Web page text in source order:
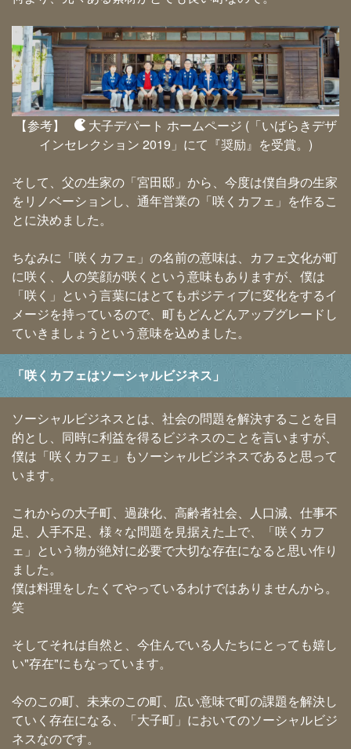
【参考】 大子デパート ホームページ (「いばらきデザ
インセレクション 2019」にて『奨励』を受賞。)
そして、父の生家の「宮田邸」から、今度は僕自身の生家
をリノベーションし、通年営業の「咲くカフェ」を作るこ
とに決めました。
ちなみに「咲くカフェ」の名前の意味は、カフェ文化が町
に咲く、人の笑顔が咲くという意味もありますが、僕は
「咲く」という言葉にはとてもポジティブに変化をするイ
メージを持っているので、町もどんどんアップグレードし
ていきましょうという意味を込めました。
「咲くカフェはソーシャルビジネス」
ソーシャルビジネスとは、社会の問題を解決することを目
的とし、同時に利益を得るビジネスのことを言いますが、
僕は「咲くカフェ」もソーシャルビジネスであると思って
います。
これからの大子町、過疎化、高齢者社会、人口減、仕事不
足、人手不足、様々な問題を見据えた上で、「咲くカフ
ェ」という物が絶対に必要で大切な存在になると思い作り
ました。
僕は料理をしたくてやっているわけではありませんから。
笑
そしてそれは自然と、今住んでいる人たちにとっても嬉し
い"存在"にもなっています。
今のこの町、未来のこの町、広い意味で町の課題を解決し
ていく存在になる、「大子町」においてのソーシャルビジ
ネスなのです。